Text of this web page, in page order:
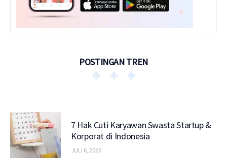
POSTINGAN TREN
7 Hak Cuti Karyawan Swasta Startup &
Korporat di Indonesia
JULI 6, 2026